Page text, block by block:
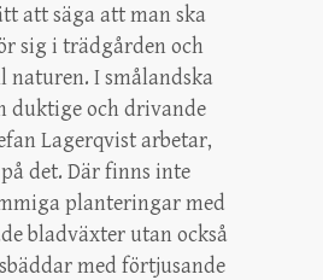
att säga att man ska
sig i trädgården och
naturen. I smålandska
duktige och drivande
Lagerqvist arbetar,
det. Där finns inte
planteringar med
bladväxter utan också
med förtjusande